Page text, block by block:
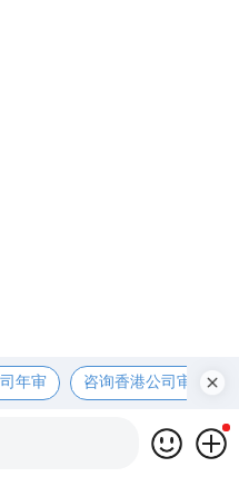
年审 咨询香港公司审计